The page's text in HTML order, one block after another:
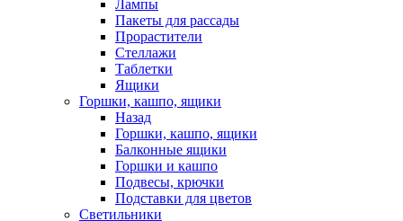
Лампы
Пакеты для рассады
Прорастители
Стеллажи
Таблетки
Ящики
Горшки, кашпо, ящики
Назад
Горшки, кашпо, ящики
Балконные ящики
Горшки и кашпо
Подвесы, крючки
Подставки для цветов
Светильники